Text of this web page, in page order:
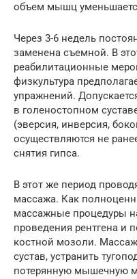
объем мышц
Через 3-6 недель
заменена съемной. В
реабилитационные
физкультура
упражнений.
в голеностопном
(эверсия, инверсия,
осуществляются не
снятия гипса.
В этот же период
массажа. Как
массажные процедуры
проведения рентгена и
костной мозоли.
сустав, устранить
потерянную мышечную